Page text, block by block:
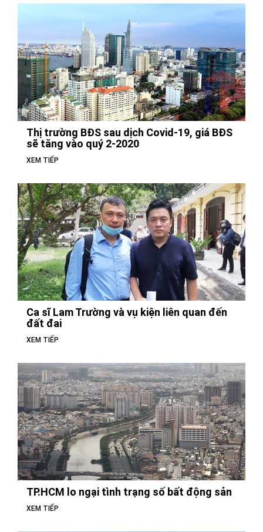
Thị trường BĐS sau dịch Covid-19, giá BĐS
sẽ tăng vào quý 2-2020
XEM TIẾP
Ca sĩ Lam Trường và vụ kiện liên quan đến
đất đai
XEM TIẾP
TP.HCM lo ngại tình trạng số bất động sản
XEM TIẾP